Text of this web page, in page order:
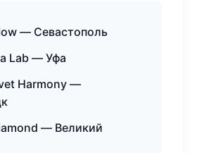
— Севастополь
Lab — Уфа
Harmony —
— Великий